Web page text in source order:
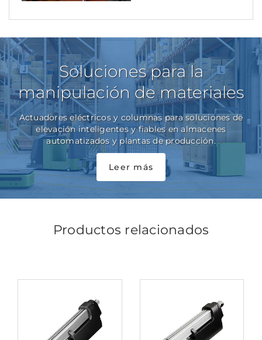
Soluciones para la
manipulación de materiales
Actuadores eléctricos y columnas para soluciones de
elevación inteligentes y fiables en almacenes
automatizados y plantas de producción.
Leer más
Productos relacionados